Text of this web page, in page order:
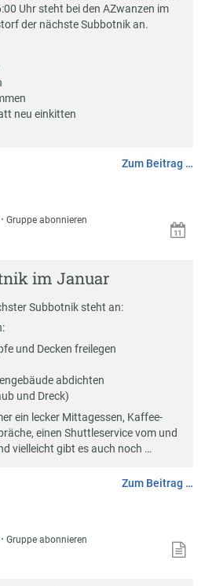
Uhr steht bei den AZwanzen im
der nächste Subbotnik an.
neu einkitten
Zum Beitrag …
·Gruppe abonnieren
im Januar
Subbotnik steht an:
und Decken freilegen
abdichten
und Dreck)
ein lecker Mittagessen, Kaffee-
einen Shuttleservice vom und
vielleicht gibt es auch noch …
Zum Beitrag …
·Gruppe abonnieren